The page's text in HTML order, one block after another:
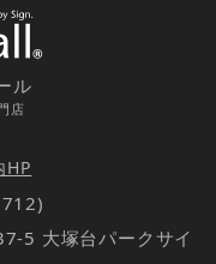
ル
店
HP
5 大塚台パークサイ